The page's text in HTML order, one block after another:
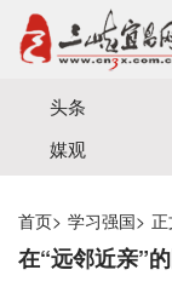
宜昌三峡融媒体
头条
媒观
首页> 学习强国> 正
在“远邻近亲”